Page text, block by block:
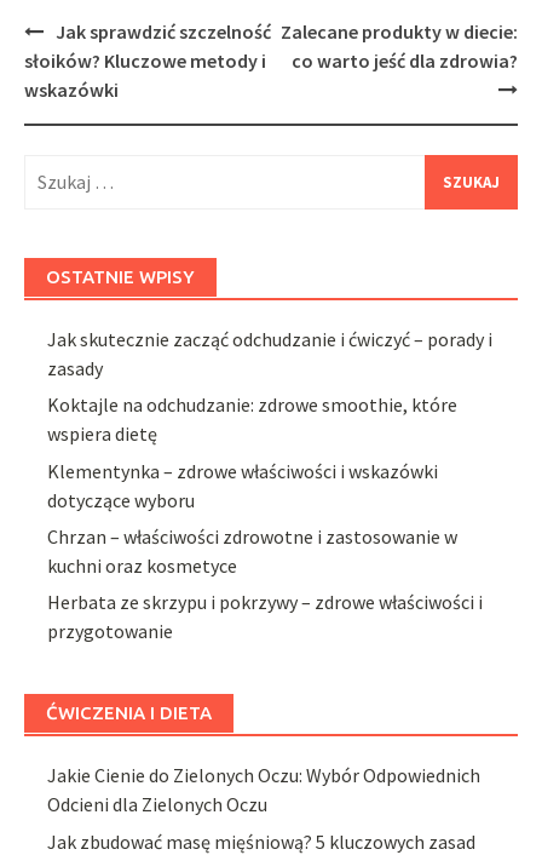
Post
navigation
Jak sprawdzić szczelność
słoików? Kluczowe metody i
wskazówki
Zalecane produkty w diecie:
co warto jeść dla zdrowia?
OSTATNIE WPISY
Jak skutecznie zacząć odchudzanie i ćwiczyć – porady i
zasady
Koktajle na odchudzanie: zdrowe smoothie, które
wspiera dietę
Klementynka – zdrowe właściwości i wskazówki
dotyczące wyboru
Chrzan – właściwości zdrowotne i zastosowanie w
kuchni oraz kosmetyce
Herbata ze skrzypu i pokrzywy – zdrowe właściwości i
przygotowanie
ĆWICZENIA I DIETA
Jakie Cienie do Zielonych Oczu: Wybór Odpowiednich
Odcieni dla Zielonych Oczu
Jak zbudować masę mięśniową? 5 kluczowych zasad